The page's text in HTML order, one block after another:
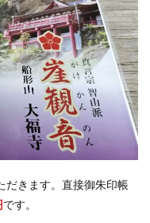
だきます。直接御朱印帳
です。